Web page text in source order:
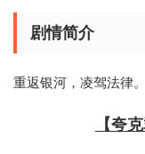
剧情简介
重返银河，凌驾法律。
【夸